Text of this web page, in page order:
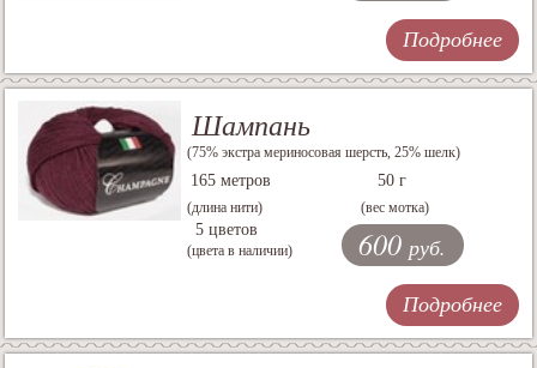
Подробнее
Шампань
(75% экстра мериносовая шерсть, 25% шелк)
165 метров
(длина нити)
50 г
(вес мотка)
5 цветов
(цвета в наличии) 600 руб.
Подробнее